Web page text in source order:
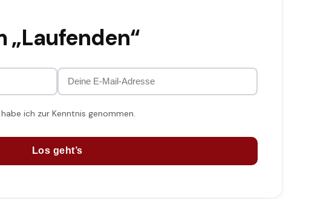
„Laufenden“
ich zur Kenntnis genommen.
Los geht’s